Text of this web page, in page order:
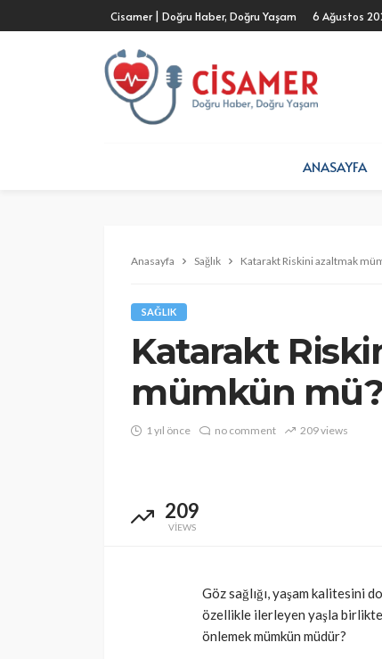
Cisamer | Doğru Haber, Doğru Yaşam 6 Ağustos
ANASAYFA
Anasayfa Sağlık Katarakt Riskini azaltmak
SAĞLIK
Katarakt
mümkün mü?
1 yıl önce no comment 209 views
209
VIEWS
Göz sağlığı, yaşam kalitesini
özellikle ilerleyen yaşla birlikte
önlemek mümkün müdür?